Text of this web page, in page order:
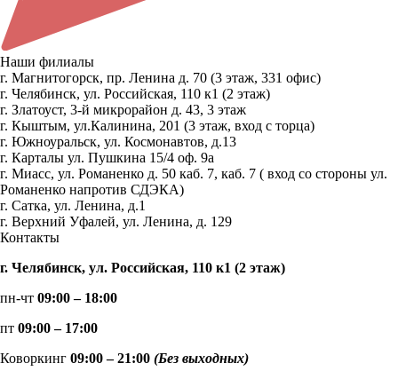
Наши филиалы
г. Магнитогорск, пр. Ленина д. 70 (3 этаж, 331 офис)
г. Челябинск, ул. Российская, 110 к1 (2 этаж)
г. Златоуст, 3-й микрорайон д. 43, 3 этаж
г. Кыштым, ул.Калинина, 201 (3 этаж, вход с торца)
г. Южноуральск, ул. Космонавтов, д.13
г. Карталы ул. Пушкина 15/4 оф. 9а
г. Миасс, ул. Романенко д. 50 каб. 7, каб. 7 ( вход со стороны ул.
Романенко напротив СДЭКА)
г. Сатка, ул. Ленина, д.1
г. Верхний Уфалей, ул. Ленина, д. 129
Контакты
г. Челябинск, ул. Российская, 110 к1 (2 этаж)
пн-чт 09:00 – 18:00
пт 09:00 – 17:00
Коворкинг 09:00 – 21:00 (Без выходных)